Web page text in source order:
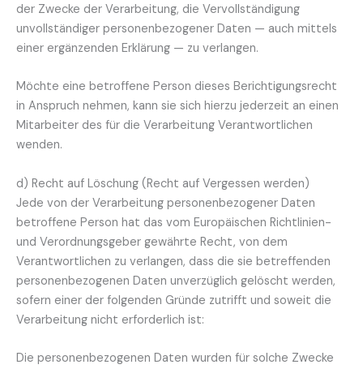
der Zwecke der Verarbeitung, die Vervollständigung
unvollständiger personenbezogener Daten — auch mittels
einer ergänzenden Erklärung — zu verlangen.
Möchte eine betroffene Person dieses Berichtigungsrecht
in Anspruch nehmen, kann sie sich hierzu jederzeit an einen
Mitarbeiter des für die Verarbeitung Verantwortlichen
wenden.
d) Recht auf Löschung (Recht auf Vergessen werden)
Jede von der Verarbeitung personenbezogener Daten
betroffene Person hat das vom Europäischen Richtlinien-
und Verordnungsgeber gewährte Recht, von dem
Verantwortlichen zu verlangen, dass die sie betreffenden
personenbezogenen Daten unverzüglich gelöscht werden,
sofern einer der folgenden Gründe zutrifft und soweit die
Verarbeitung nicht erforderlich ist:
Die personenbezogenen Daten wurden für solche Zwecke